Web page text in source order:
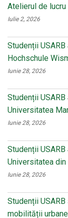
Atelierul de
Iulie 2, 2026
Studenții
Hochschule
Iunie 28, 2026
Studenții
Universitatea
Iunie 28, 2026
Studenții
Universitatea din
Iunie 28, 2026
Studenții
mobilității